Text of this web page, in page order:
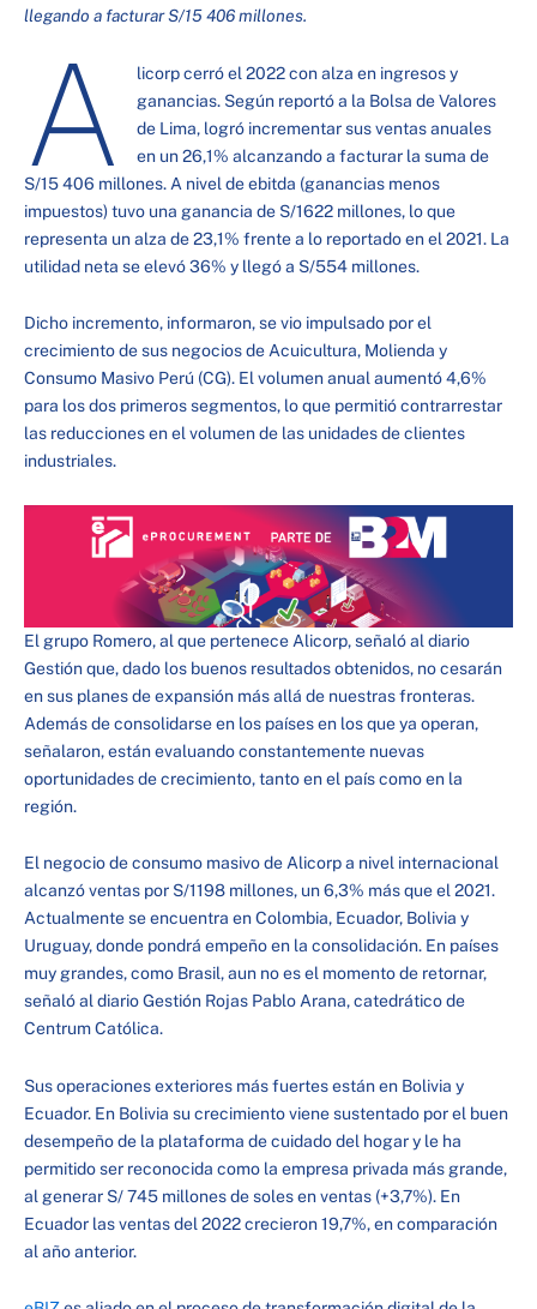
llegando a facturar S/15 406 millones.
A
licorp cerró el 2022 con alza en ingresos y
ganancias. Según reportó a la Bolsa de Valores
de Lima, logró incrementar sus ventas anuales
en un 26,1% alcanzando a facturar la suma de
S/15 406 millones. A nivel de ebitda (ganancias menos
impuestos) tuvo una ganancia de S/1622 millones, lo que
representa un alza de 23,1% frente a lo reportado en el 2021. La
utilidad neta se elevó 36% y llegó a S/554 millones.
Dicho incremento, informaron, se vio impulsado por el
crecimiento de sus negocios de Acuicultura, Molienda y
Consumo Masivo Perú (CG). El volumen anual aumentó 4,6%
para los dos primeros segmentos, lo que permitió contrarrestar
las reducciones en el volumen de las unidades de clientes
industriales.
El grupo Romero, al que pertenece Alicorp, señaló al diario
Gestión que, dado los buenos resultados obtenidos, no cesarán
en sus planes de expansión más allá de nuestras fronteras.
Además de consolidarse en los países en los que ya operan,
señalaron, están evaluando constantemente nuevas
oportunidades de crecimiento, tanto en el país como en la
región.
El negocio de consumo masivo de Alicorp a nivel internacional
alcanzó ventas por S/1198 millones, un 6,3% más que el 2021.
Actualmente se encuentra en Colombia, Ecuador, Bolivia y
Uruguay, donde pondrá empeño en la consolidación. En países
muy grandes, como Brasil, aun no es el momento de retornar,
señaló al diario Gestión Rojas Pablo Arana, catedrático de
Centrum Católica.
Sus operaciones exteriores más fuertes están en Bolivia y
Ecuador. En Bolivia su crecimiento viene sustentado por el buen
desempeño de la plataforma de cuidado del hogar y le ha
permitido ser reconocida como la empresa privada más grande,
al generar S/ 745 millones de soles en ventas (+3,7%). En
Ecuador las ventas del 2022 crecieron 19,7%, en comparación
al año anterior.